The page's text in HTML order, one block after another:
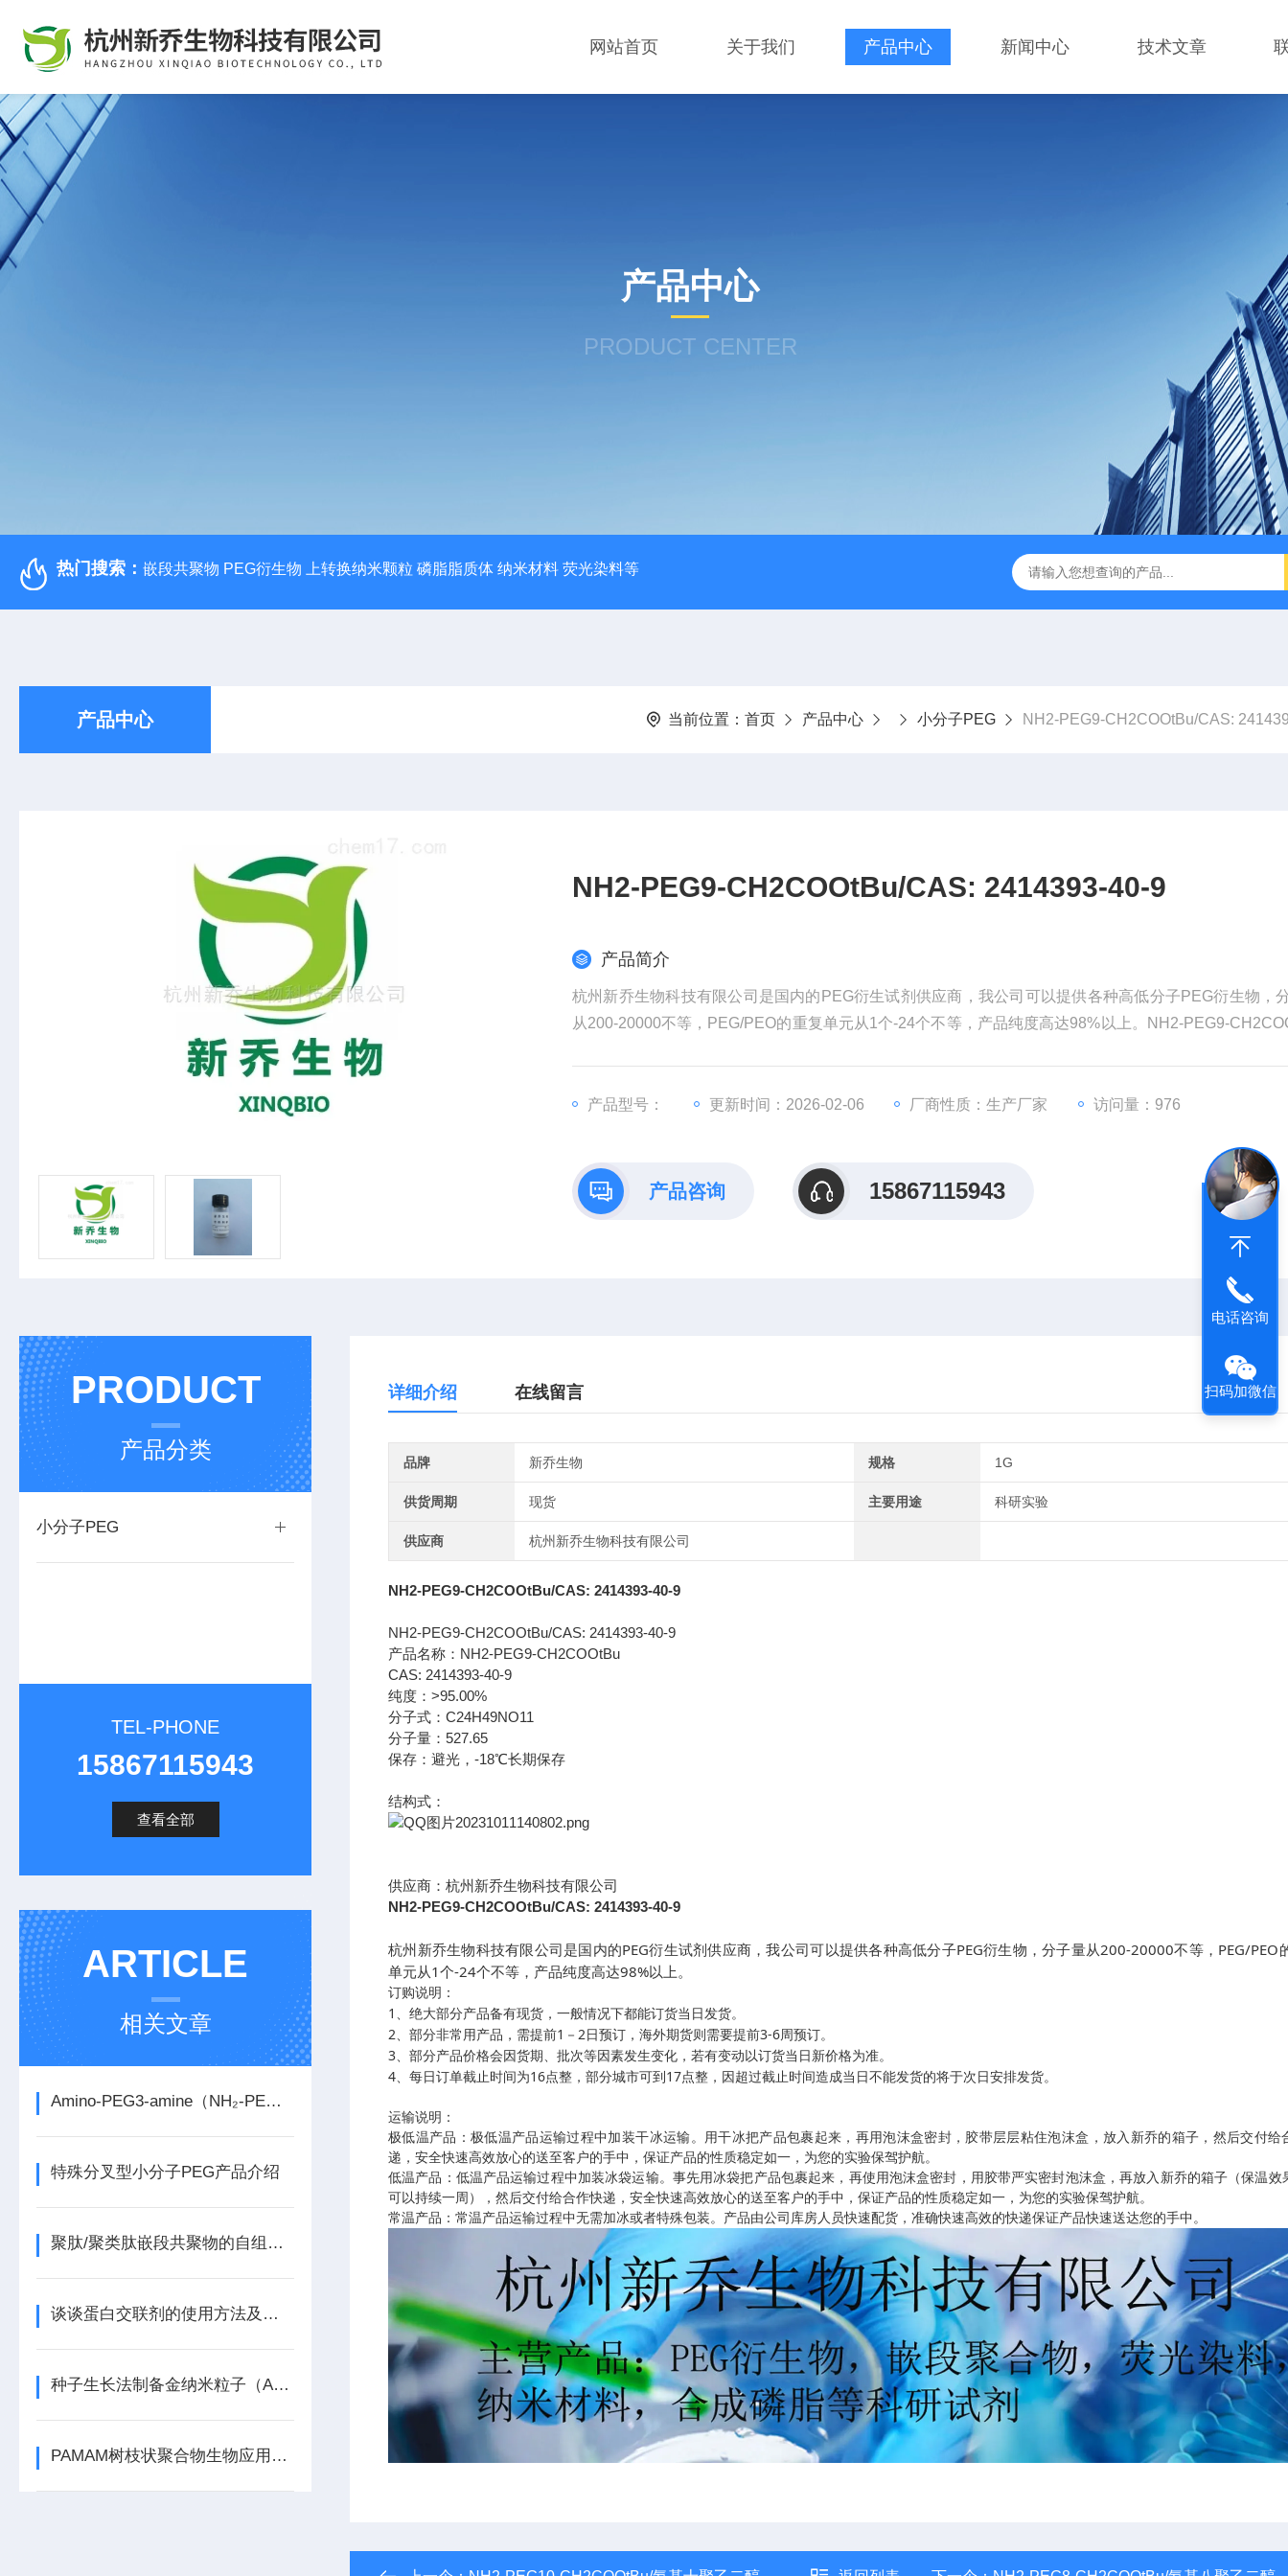
网站首页 关于我们 产品中心 新闻中心 技术文章
产品中心
PRODUCT CENTER
热门搜索： 嵌段共聚物 PEG衍生物 上转换纳米颗粒 磷脂脂质体 纳米材料 荧光染料等
产品中心 当前位置： 首页 产品中心 小分子PEG NH2-PEG9-CH2COOtBu/CAS:
NH2-PEG9-CH2COOtBu/CAS: 2414393-40-9
产品简介
杭州新乔生物科技有限公司是国内的PEG衍生试剂供应商，我公司可以提供各种高低分子PEG衍生物，
从200-20000不等，PEG/PEO的重复单元从1个-24个不等，产品纯度高达98%以上。NH2-PEG9-
产品型号： 更新时间：2026-02-06 厂商性质：生产厂家 访问量：976
产品咨询 15867115943
PRODUCT
产品分类
小分子PEG
TEL-PHONE
15867115943
查看全部
ARTICLE
相关文章
Amino-PEG3-amine（NH₂-PEG3-NH₂）介绍详情
特殊分叉型小分子PEG产品介绍
聚肽/聚类肽嵌段共聚物的自组装行为
谈谈蛋白交联剂的使用方法及分类
种子生长法制备金纳米粒子（AuNPs）的实验方法
PAMAM树枝状聚合物生物应用介绍
详细介绍 在线留言
品牌 新乔生物 规格 1G
供货周期 现货 主要用途 科研实验
供应商 杭州新乔生物科技有限公司
NH2-PEG9-CH2COOtBu/CAS: 2414393-40-9
NH2-PEG9-CH2COOtBu/CAS: 2414393-40-9
产品名称： NH2-PEG9-CH2COOtBu
CAS: 2414393-40-9
纯度： >95.00%
分子式： C24H49NO11
分子量： 527.65
保存：避光， -18℃长期保存
结构式：
供应商：杭州新乔生物科技有限公司
NH2-PEG9-CH2COOtBu/CAS: 2414393-40-9
杭州新乔生物科技有限公司是国内的PEG衍生试剂供应商，我公司可以提供各种高低分子PEG衍生物，分子量从200-20000不等， PEG/PEO
单元从1个-24个不等，产品纯度高达98%以上。
订购说明：
1 、绝大部分产品备有现货，一般情况下都能订货当日发货。
2 、部分非常用产品，需提前1 － 2日预订，海外期货则需要提前3-6周预订。
3 、部分产品价格会因货期、批次等因素发生变化，若有变动以订货当日新价格为准。
4 、每日订单截止时间为16点整，部分城市可到 17点整，因超过截止时间造成当日不能发货的将于次日安排发货。
运输说明：
极低温产品：极低温产品运输过程中加装干冰运输。用干冰把产品包裹起来，再用泡沫盒密封，胶带层层粘住泡沫盒，放入新乔的箱子，然后交付给
递，安全快速高效放心的送至客户的手中，保证产品的性质稳定如一，为您的实验保驾护航。
低温产品：低温产品运输过程中加装冰袋运输。事先用冰袋把产品包裹起来，再使用泡沫盒密封，用胶带严实密封泡沫盒，再放入新乔的箱子（保温效
可以持续一周），然后交付给合作快递，安全快速高效放心的送至客户的手中，保证产品的性质稳定如一，为您的实验保驾护航。
常温产品：常温产品运输过程中无需加冰或者特殊包装。产品由公司库房人员快速配货，准确快速高效的快递保证产品快速送达您的手中。
电话咨询
扫码加微信